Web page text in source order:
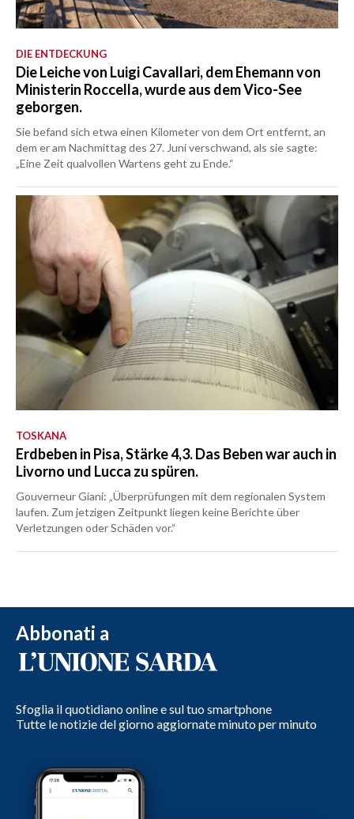
DIE ENTDECKUNG
Die Leiche von Luigi Cavallari, dem Ehemann von
Ministerin Roccella, wurde aus dem Vico-See
geborgen.
Sie befand sich etwa einen Kilometer von dem Ort entfernt, an
dem er am Nachmittag des 27. Juni verschwand, als sie sagte:
„Eine Zeit qualvollen Wartens geht zu Ende.“
TOSKANA
Erdbeben in Pisa, Stärke 4,3. Das Beben war auch in
Livorno und Lucca zu spüren.
Gouverneur Giani: „Überprüfungen mit dem regionalen System
laufen. Zum jetzigen Zeitpunkt liegen keine Berichte über
Verletzungen oder Schäden vor.“
Abbonati a
Sfoglia il quotidiano online e sul tuo smartphone
Tutte le notizie del giorno aggiornate minuto per minuto